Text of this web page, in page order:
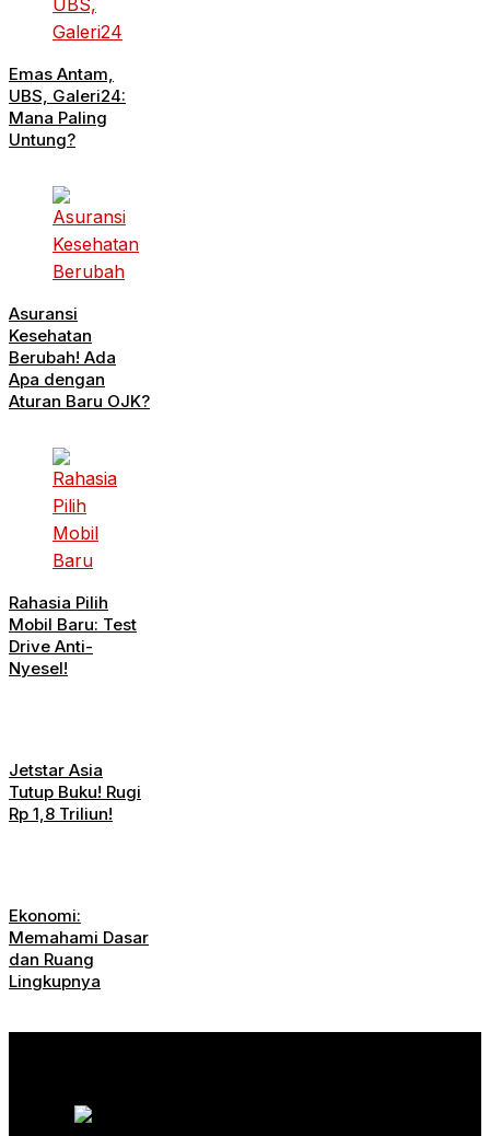
Emas Antam,
UBS, Galeri24:
Mana Paling
Untung?
Asuransi
Kesehatan
Berubah! Ada
Apa dengan
Aturan Baru OJK?
Rahasia Pilih
Mobil Baru: Test
Drive Anti-
Nyesel!
Jetstar Asia
Tutup Buku! Rugi
Rp 1,8 Triliun!
Ekonomi:
Memahami Dasar
dan Ruang
Lingkupnya